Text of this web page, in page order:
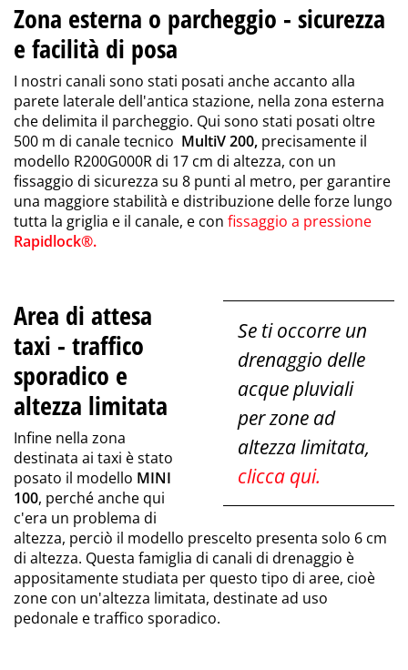
Zona esterna o parcheggio - sicurezza
e facilità di posa
I nostri canali sono stati posati anche accanto alla
parete laterale dell'antica stazione, nella zona esterna
che delimita il parcheggio. Qui sono stati posati oltre
500 m di canale tecnico MultiV 200, precisamente il
modello R200G000R di 17 cm di altezza, con un
fissaggio di sicurezza su 8 punti al metro, per garantire
una maggiore stabilità e distribuzione delle forze lungo
tutta la griglia e il canale, e con fissaggio a pressione
Rapidlock®.
Se ti occorre un
drenaggio delle
acque pluviali
per zone ad
altezza limitata,
clicca qui.
Area di attesa
taxi - traffico
sporadico e
altezza limitata
Infine nella zona
destinata ai taxi è stato
posato il modello MINI
100, perché anche qui
c'era un problema di
altezza, perciò il modello prescelto presenta solo 6 cm
di altezza. Questa famiglia di canali di drenaggio è
appositamente studiata per questo tipo di aree, cioè
zone con un'altezza limitata, destinate ad uso
pedonale e traffico sporadico.